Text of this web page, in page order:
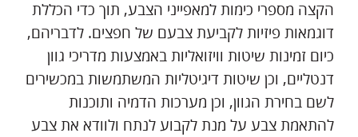
הקצה מספרי כימות למאפייני הצבע, תוך כדי הכללת
דוגמאות פיזיות לקביעת צבעם של חפצים. לדבריהם,
כיום זמינות שיטות וויזואליות באמצעות מדריכי גוון
דנטליים, וכן שיטות דיגיטליות המשתמשות במכשירים
לשם בחירת הגוון, וכן מערכות הדמיה ותוכנות
להתאמת צבע על מנת לקבוע לנתח ולוודא את צבע